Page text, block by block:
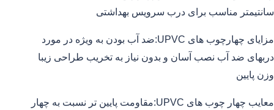
سانتیمتر مناسب برای درب سرویس بهداشتی
مزایای چهارچوب های UPVC:ضد آب بودن به ویژه در مورد
دربهای ضد آب نصب آسان و بدون نیاز به تخریب طراحی زیبا
وزن پایین
معایب چهار چوب های UPVC:مقاومت پایین تر نسبت به چهار